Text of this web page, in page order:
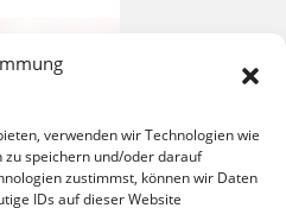
verwenden wir Technologien wie
speichern und/oder darauf
zustimmst, können wir Daten
IDs auf dieser Website